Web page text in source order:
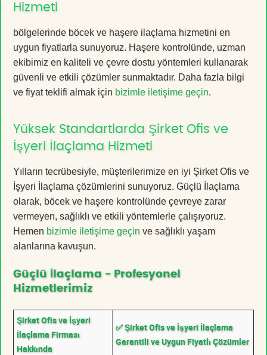
Hizmeti
bölgelerinde böcek ve haşere ilaçlama hizmetini en
uygun fiyatlarla sunuyoruz. Haşere kontrolünde, uzman
ekibimiz en kaliteli ve çevre dostu yöntemleri kullanarak
güvenli ve etkili çözümler sunmaktadır. Daha fazla bilgi
ve fiyat teklifi almak için bizimle iletişime geçin.
Yüksek Standartlarda Şirket Ofis ve
İşyeri İlaçlama Hizmeti
Yılların tecrübesiyle, müşterilerimize en iyi Şirket Ofis ve
İşyeri İlaçlama çözümlerini sunuyoruz. Güçlü İlaçlama
olarak, böcek ve haşere kontrolünde çevreye zarar
vermeyen, sağlıklı ve etkili yöntemlerle çalışıyoruz.
Hemen bizimle iletişime geçin ve sağlıklı yaşam
alanlarına kavuşun.
Güçlü İlaçlama - Profesyonel
Hizmetlerimiz
Şirket Ofis ve İşyeri
İlaçlama Firması
Hakkında
✅ Şirket Ofis ve İşyeri İlaçlama
Garantili ve Uygun Fiyatlı Çözümler